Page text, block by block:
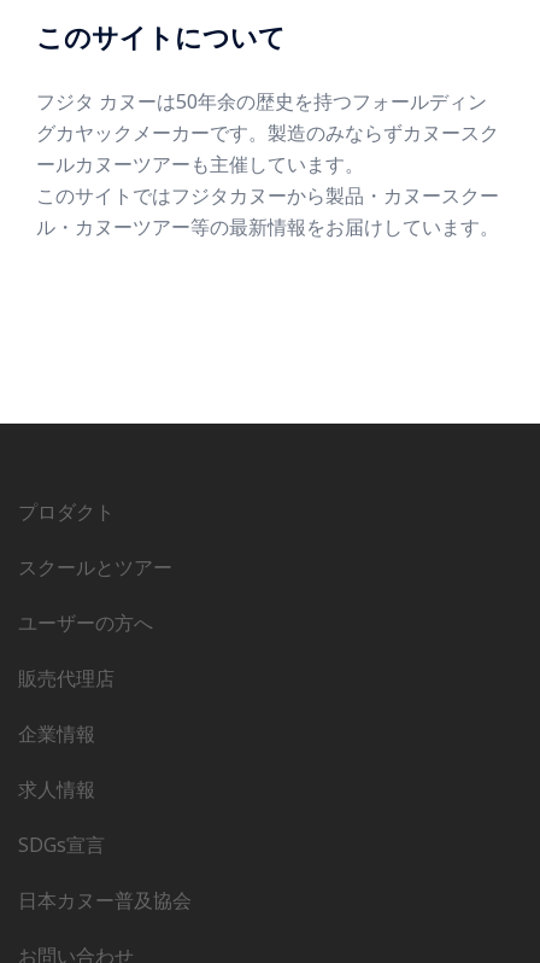
このサイトについて
フジタ カヌーは50年余の歴史を持つフォールディン
グカヤックメーカーです。製造のみならずカヌースク
ールカヌーツアーも主催しています。
このサイトではフジタカヌーから製品・カヌースクー
ル・カヌーツアー等の最新情報をお届けしています。
プロダクト
スクールとツアー
ユーザーの方へ
販売代理店
企業情報
求人情報
SDGs宣言
日本カヌー普及協会
お問い合わせ